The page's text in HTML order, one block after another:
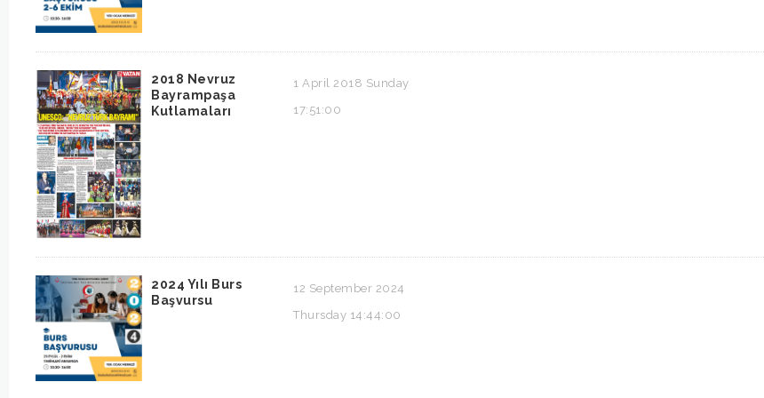
2018 Nevruz
Bayrampaşa
Kutlamaları
1 April 2018 Sunday
17:51:00
2024 Yılı Burs
Başvursu
12 September 2024
Thursday 14:44:00